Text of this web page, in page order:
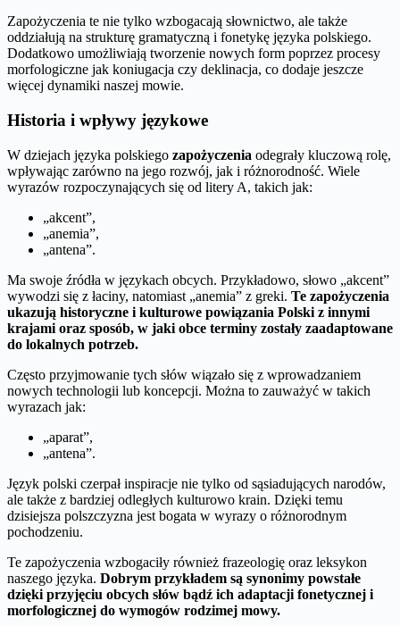
Zapożyczenia te nie tylko wzbogacają słownictwo, ale także
oddziałują na strukturę gramatyczną i fonetykę języka polskiego.
Dodatkowo umożliwiają tworzenie nowych form poprzez procesy
morfologiczne jak koniugacja czy deklinacja, co dodaje jeszcze
więcej dynamiki naszej mowie.
Historia i wpływy językowe
W dziejach języka polskiego zapożyczenia odegrały kluczową rolę,
wpływając zarówno na jego rozwój, jak i różnorodność. Wiele
wyrazów rozpoczynających się od litery A, takich jak:
„akcent”,
„anemia”,
„antena”.
Ma swoje źródła w językach obcych. Przykładowo, słowo „akcent”
wywodzi się z łaciny, natomiast „anemia” z greki. Te zapożyczenia
ukazują historyczne i kulturowe powiązania Polski z innymi
krajami oraz sposób, w jaki obce terminy zostały zaadaptowane
do lokalnych potrzeb.
Często przyjmowanie tych słów wiązało się z wprowadzaniem
nowych technologii lub koncepcji. Można to zauważyć w takich
wyrazach jak:
„aparat”,
„antena”.
Język polski czerpał inspiracje nie tylko od sąsiadujących narodów,
ale także z bardziej odległych kulturowo krain. Dzięki temu
dzisiejsza polszczyzna jest bogata w wyrazy o różnorodnym
pochodzeniu.
Te zapożyczenia wzbogaciły również frazeologię oraz leksykon
naszego języka. Dobrym przykładem są synonimy powstałe
dzięki przyjęciu obcych słów bądź ich adaptacji fonetycznej i
morfologicznej do wymogów rodzimej mowy.